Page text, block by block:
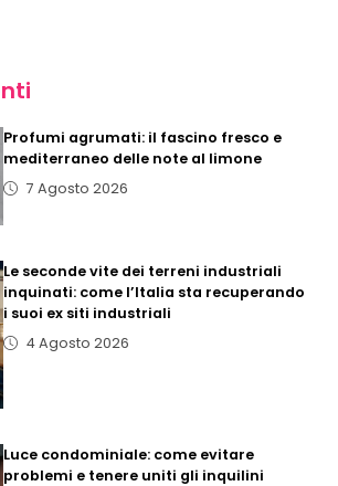
Profumi agrumati: il fascino fresco e
mediterraneo delle note al limone
7 Agosto 2026
Le seconde vite dei terreni industriali
inquinati: come l’Italia sta recuperando
i suoi ex siti industriali
4 Agosto 2026
Luce condominiale: come evitare
problemi e tenere uniti gli inquilini